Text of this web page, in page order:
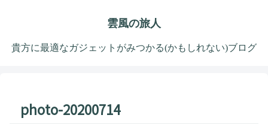
雲風の旅人
貴方に最適なガジェットがみつかる(かもしれない)ブログ
photo-20200714